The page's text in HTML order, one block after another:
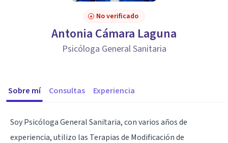
No verificado
Antonia Cámara Laguna
Psicóloga General Sanitaria
Sobre mí Consultas Experiencia
Soy Psicóloga General Sanitaria, con varios años de
experiencia, utilizo las Terapias de Modificación de